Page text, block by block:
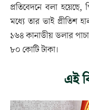
প্রতিবেদনে বলা
মধ্যে তার ভাই প্রীতিশ
১৬৪ কানাডীয় ডলার
৮০ কোটি টাকা।
এই